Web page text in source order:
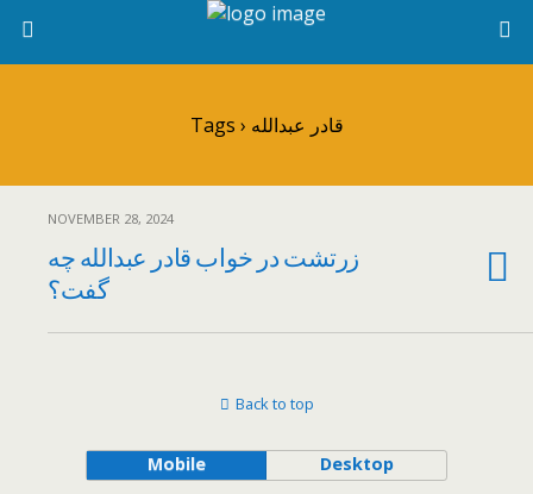
Tags › قادر عبدالله
NOVEMBER 28, 2024
زرتشت در خواب قادر عبدالله چه
گفت؟
Back to top
Mobile Desktop